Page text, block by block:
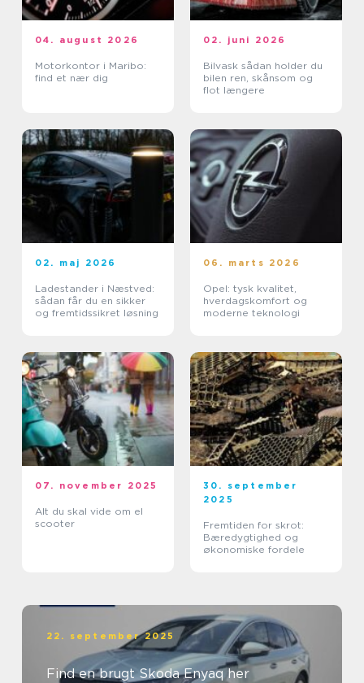
04. august 2026
Motorkontor i Maribo:
find et nær dig
02. juni 2026
Bilvask sådan holder du
bilen ren, skånsom og
flot længere
02. maj 2026
Ladestander i Næstved:
sådan får du en sikker
og fremtidssikret løsning
06. marts 2026
Opel: tysk kvalitet,
hverdagskomfort og
moderne teknologi
07. november 2025
Alt du skal vide om el
scooter
30. september
2025
Fremtiden for skrot:
Bæredygtighed og
økonomiske fordele
22. september 2025
Find en brugt Skoda Enyaq her